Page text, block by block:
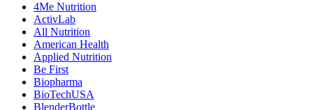
4Me Nutrition
ActivLab
All Nutrition
American Health
Applied Nutrition
Be First
Biopharma
BioTechUSA
BlenderBottle